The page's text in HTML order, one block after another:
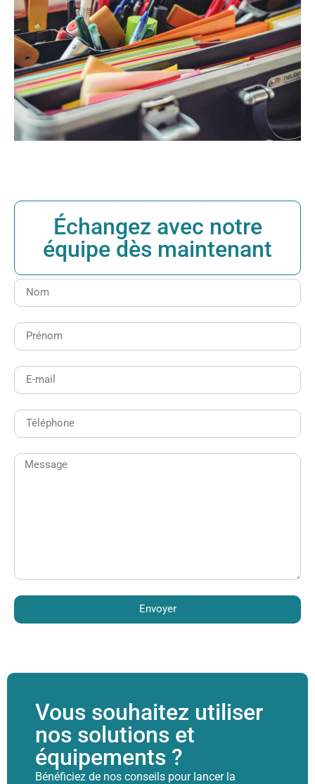
Échangez avec notre
équipe dès maintenant
Envoyer
Vous souhaitez utiliser
nos solutions et
équipements ?
Bénéficiez de nos conseils pour lancer la